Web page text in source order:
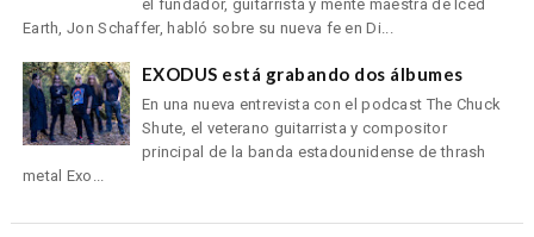
el fundador, guitarrista y mente maestra de Iced
Earth, Jon Schaffer, habló sobre su nueva fe en Di...
EXODUS está grabando dos álbumes
En una nueva entrevista con el podcast The Chuck
Shute, el veterano guitarrista y compositor
principal de la banda estadounidense de thrash
metal Exo...